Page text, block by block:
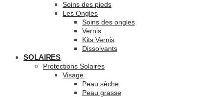
Soins des pieds
Les Ongles
Soins des ongles
Vernis
Kits Vernis
Dissolvants
SOLAIRES
Protections Solaires
Visage
Peau sèche
Peau grasse